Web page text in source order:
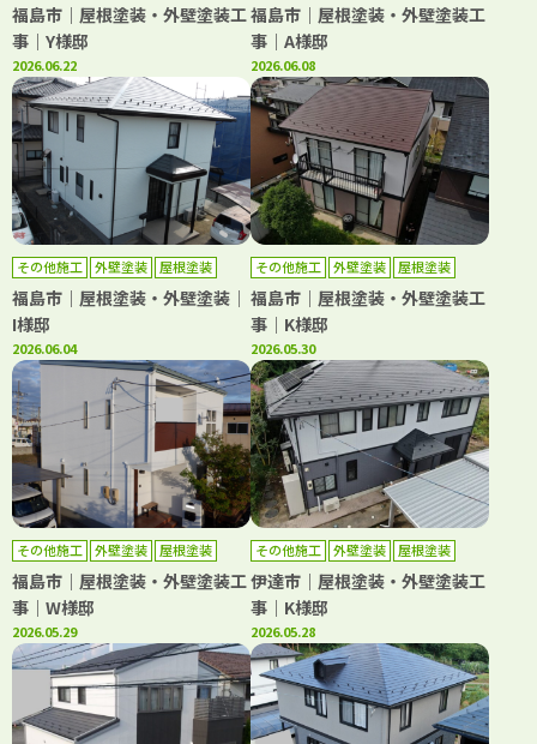
福島市｜屋根塗装・外壁塗装工
事｜Y様邸
2026.06.22
福島市｜屋根塗装・外壁塗装工
事｜A様邸
2026.06.08
その他施工 外壁塗装 屋根塗装
福島市｜屋根塗装・外壁塗装｜
I様邸
2026.06.04
その他施工 外壁塗装 屋根塗装
福島市｜屋根塗装・外壁塗装工
事｜K様邸
2026.05.30
その他施工 外壁塗装 屋根塗装
福島市｜屋根塗装・外壁塗装工
事｜W様邸
2026.05.29
その他施工 外壁塗装
屋根塗装
防水工事
伊達市｜屋根塗装・外壁塗装工
事｜K様邸
2026.05.28